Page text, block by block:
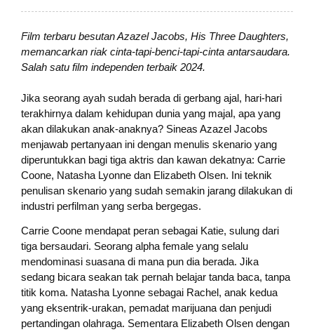
Film terbaru besutan Azazel Jacobs, His Three Daughters,
memancarkan riak cinta-tapi-benci-tapi-cinta antarsaudara.
Salah satu film independen terbaik 2024.
Jika seorang ayah sudah berada di gerbang ajal, hari-hari
terakhirnya dalam kehidupan dunia yang majal, apa yang
akan dilakukan anak-anaknya? Sineas Azazel Jacobs
menjawab pertanyaan ini dengan menulis skenario yang
diperuntukkan bagi tiga aktris dan kawan dekatnya: Carrie
Coone, Natasha Lyonne dan Elizabeth Olsen. Ini teknik
penulisan skenario yang sudah semakin jarang dilakukan di
industri perfilman yang serba bergegas.
Carrie Coone mendapat peran sebagai Katie, sulung dari
tiga bersaudari. Seorang alpha female yang selalu
mendominasi suasana di mana pun dia berada. Jika
sedang bicara seakan tak pernah belajar tanda baca, tanpa
titik koma. Natasha Lyonne sebagai Rachel, anak kedua
yang eksentrik-urakan, pemadat marijuana dan penjudi
pertandingan olahraga. Sementara Elizabeth Olsen dengan